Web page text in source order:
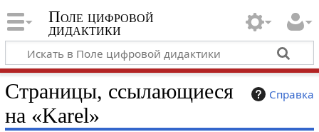
Поле цифровой
дидактики
Справка
Страницы, ссылающиеся
на «Karel»